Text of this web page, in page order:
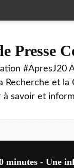
Presse
#ApresJ20
la Recherche
savoir et
minutes - Une